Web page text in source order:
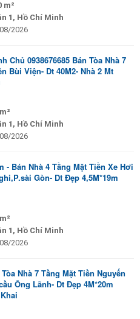
m²
1, Hồ Chí Minh
2026
Chủ 0938676685 Bán Tòa Nhà 7
Bùi Viện- Dt 40M2- Nhà 2 Mt
1, Hồ Chí Minh
2026
- Bán Nhà 4 Tầng Mặt Tiền Xe Hơi
Gòn- Dt Đẹp 4,5M*19m
1, Hồ Chí Minh
2026
Nhà 7 Tầng Mặt Tiền Nguyến
Ông Lãnh- Dt Đẹp 4M*20m